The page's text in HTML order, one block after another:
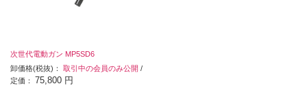
次世代電動ガン MP5SD6
卸価格(税抜)： 取引中の会員のみ公開 /
定価： 75,800 円